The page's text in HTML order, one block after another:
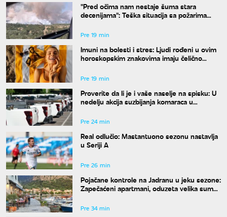
"Pred očima nam nestaje šuma stara
decenijama": Teška situacija sa požarima
Pre 19 min
Imuni na bolesti i stres: Ljudi rođeni u ovim
horoskopskim znakovima imaju čelično
Pre 19 min
Proverite da li je i vaše naselje na spisku: U
nedelju akcija suzbijanja komaraca u
Pre 24 min
Real odlučio: Mastantuono sezonu nastavlja
u Seriji A
Pre 26 min
Pojačane kontrole na Jadranu u jeku sezone:
Zapečaćeni apartmani, oduzeta velika suma
Pre 34 min